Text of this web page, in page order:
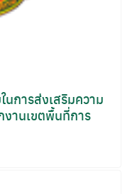
การส่งเสริมความ
านเขตพื้นที่การ